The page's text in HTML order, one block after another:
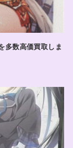
多数高価買取しま